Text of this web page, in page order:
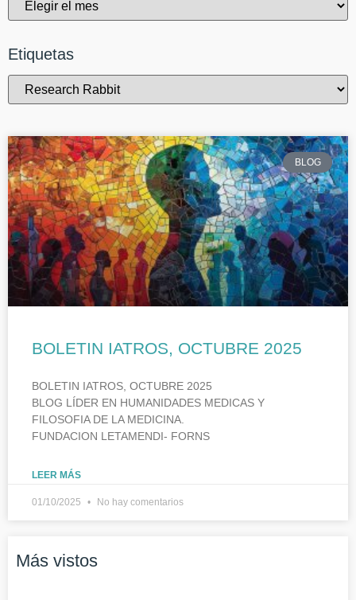
Etiquetas
BLOG
BOLETIN IATROS, OCTUBRE 2025
BOLETIN IATROS, OCTUBRE 2025
BLOG LÍDER EN HUMANIDADES MEDICAS Y
FILOSOFIA DE LA MEDICINA.
FUNDACION LETAMENDI- FORNS
LEER MÁS
01/10/2025 No hay comentarios
Más vistos